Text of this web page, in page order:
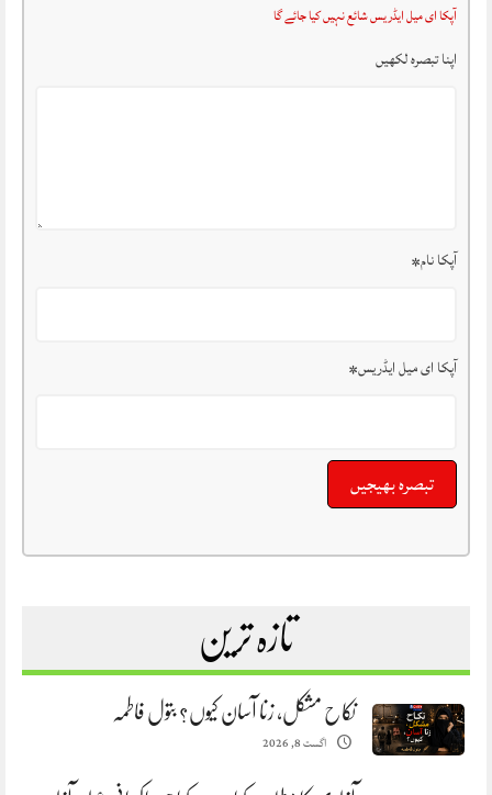
آپکا ای میل ایڈریس شائع نہیں کیا جائے گا
اپنا تبصرہ لکھیں
آپکا نام*
آپکا ای میل ایڈریس*
تازہ ترین
نکاح مشکل، زنا آسان کیوں؟ بتول فاطمہ
اگست 8, 2026